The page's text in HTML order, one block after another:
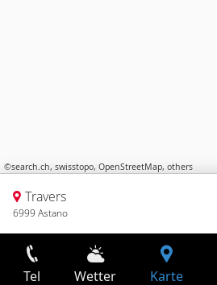
©search.ch, swisstopo, OpenStreetMap, others
Travers
6999 Astano
Tel Wetter Karte